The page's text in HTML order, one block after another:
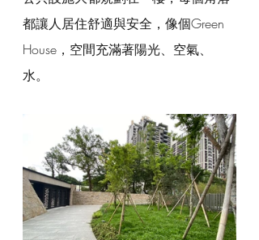
都讓人居住舒適與安全，像個Green
House，空間充滿著陽光、空氣、
水。